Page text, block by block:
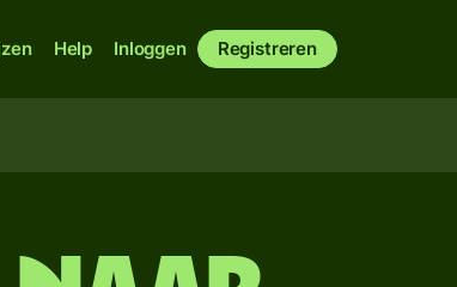
Help Inloggen Registreren